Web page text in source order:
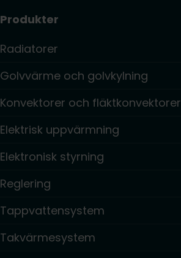
Produkter
Radiatorer
Golvvärme och golvkylning
Konvektorer och fläktkonvektorer
Elektrisk uppvärmning
Elektronisk styrning
Reglering
Tappvattensystem
Takvärmesystem